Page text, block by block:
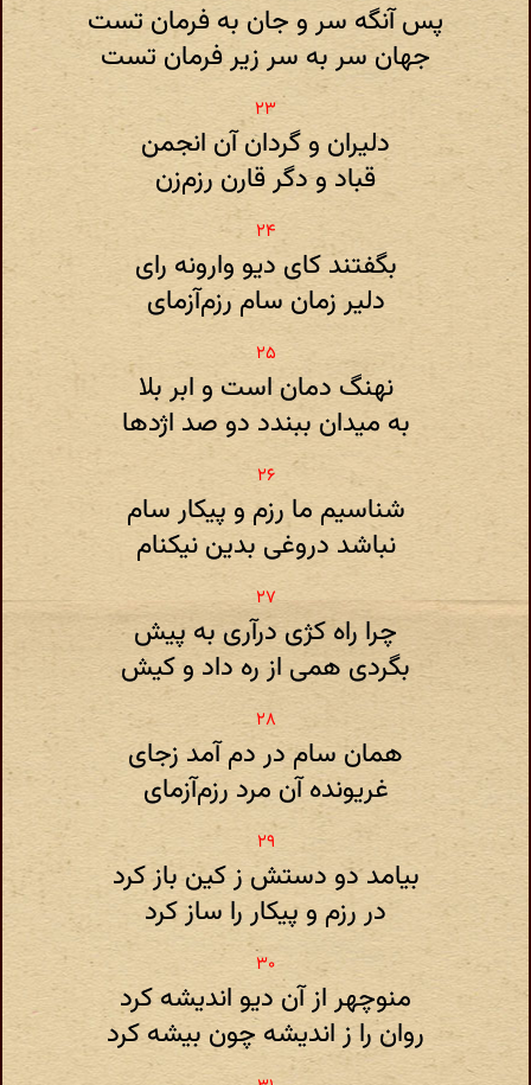
پس آنگه سر و جان به فرمان تست
جهان سر به سر زیر فرمان تست
دلیران و گردان آن انجمن
قباد و دگر قارن رزم‌زن
بگفتند کای دیو وارونه رای
دلیر زمان سام رزم‌آزمای
نهنگ دمان است و ابر بلا
به میدان ببندد دو صد اژدها
شناسیم ما رزم و پیکار سام
نباشد دروغی بدین نیکنام
چرا راه کژی درآری به پیش
بگردی همی از ره داد و کیش
همان سام در دم آمد زجای
غریونده آن مرد رزم‌آزمای
بیامد دو دستش ز کین باز کرد
در رزم و پیکار را ساز کرد
منوچهر از آن دیو اندیشه کرد
روان را ز اندیشه چون بیشه کرد